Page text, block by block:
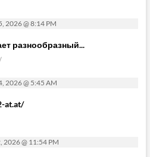
2026 @ 8:14 PM
разнообразный...
2026 @ 5:45 AM
at.at/
2026 @ 11:54 PM